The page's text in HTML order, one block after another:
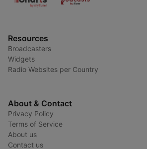
Resources
Broadcasters
Widgets
Radio Websites per Country
About & Contact
Privacy Policy
Terms of Service
About us
Contact us